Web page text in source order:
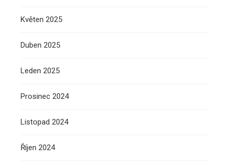
Květen 2025
Duben 2025
Leden 2025
Prosinec 2024
Listopad 2024
Říjen 2024